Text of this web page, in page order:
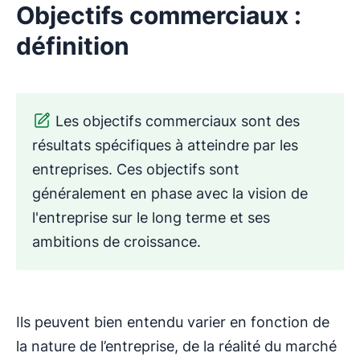
Objectifs commerciaux :
définition
Les objectifs commerciaux sont des
résultats spécifiques à atteindre par les
entreprises. Ces objectifs sont
généralement en phase avec la vision de
l'entreprise sur le long terme et ses
ambitions de croissance.
Ils peuvent bien entendu varier en fonction de
la nature de l’entreprise, de la réalité du marché